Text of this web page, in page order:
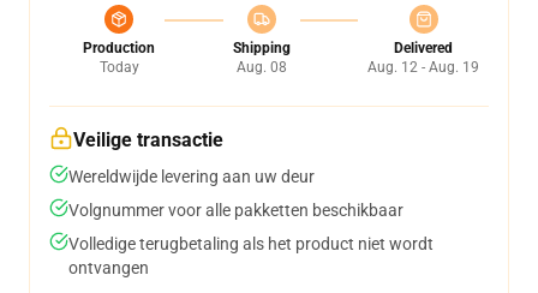
Production
Today
Shipping
Aug. 08
Delivered
Aug. 12 - Aug. 19
Veilige transactie
Wereldwijde levering aan uw deur
Volgnummer voor alle pakketten beschikbaar
Volledige terugbetaling als het product niet wordt
ontvangen